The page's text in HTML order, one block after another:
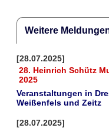
Weitere
[28.07.2025]
28. Heinrich Schütz
2025
Veranstaltungen in
Weißenfels und Zeitz
[28.07.2025]